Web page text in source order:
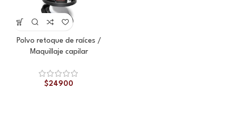
Polvo retoque de raíces /
Maquillaje capilar
$24900